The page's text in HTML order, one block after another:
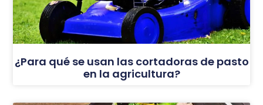
¿Para qué se usan las cortadoras de pasto
en la agricultura?